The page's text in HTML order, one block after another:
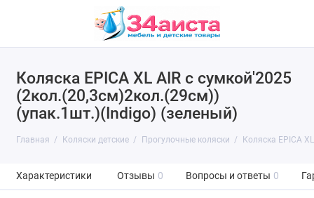
Коляска EPICA XL AIR с сумкой'2025
(2кол.(20,3см)2кол.(29см))
(упак.1шт.)(Indigo) (зеленый)
Главная Коляски детские Прогулочные коляски Коляска EPICA
Характеристики Отзывы 0 Вопросы и ответы 0